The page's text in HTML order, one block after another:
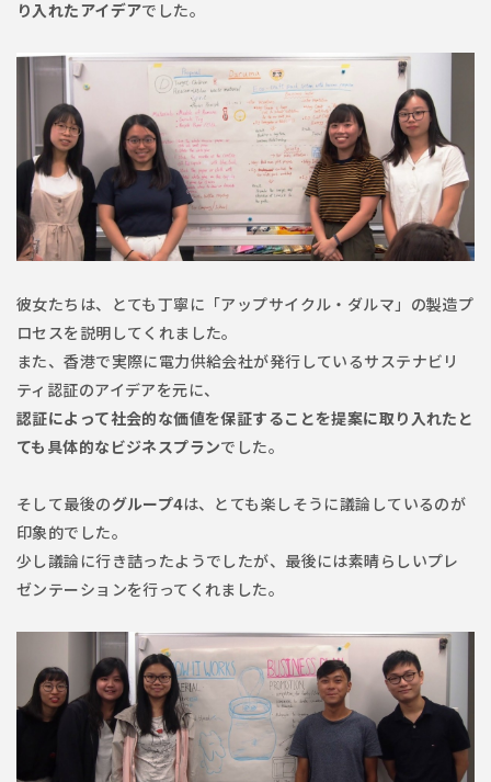
り入れたアイデアでした。
彼女たちは、とても丁寧に「アップサイクル・ダルマ」の製造プ
ロセスを説明してくれました。
また、香港で実際に電力供給会社が発行しているサステナビリ
ティ認証のアイデアを元に、
認証によって社会的な価値を保証することを提案に取り入れたと
ても具体的なビジネスプランでした。
そして最後のグループ4は、とても楽しそうに議論しているのが
印象的でした。
少し議論に行き詰ったようでしたが、最後には素晴らしいプレ
ゼンテーションを行ってくれました。